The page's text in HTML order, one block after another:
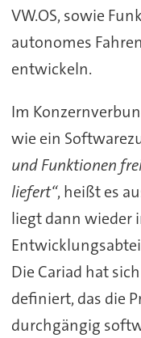
VW.OS, sowie
autonomes
entwickeln.
Im
wie ein
und Funktionen
liefert“, heißt es
liegt dann wieder
Die Cariad hat
definiert, das die
durchgängig